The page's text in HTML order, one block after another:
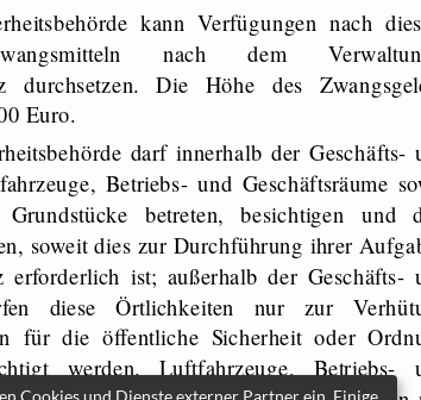
kann Verfügungen nach
nach dem
durchsetzen. Die Höhe des
Euro.
darf innerhalb der Geschäfts-​
Betriebs-​ und Geschäftsräume
Grundstücke betreten, besichtigen und
soweit dies zur Durchführung ihrer
erforderlich ist; außerhalb der Geschäfts-​
diese Örtlichkeiten nur zur
für die öffentliche Sicherheit oder
werden. Luftfahrzeuge, Betriebs-​
Cookies und Dienste externer Partner ein. Einige